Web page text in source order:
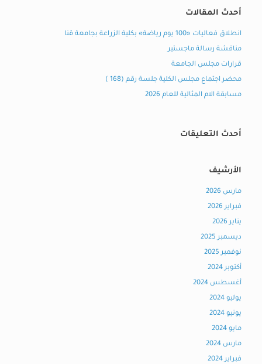
أحدث المقالات
انطلاق فعاليات «100 يوم رياضة» بكلية الزراعة بجامعة قنا
مناقشة رسالة ماجستير
قرارات مجلس الجامعة
محضر اجتماع مجلس الكلية جلسة رقم (168 )
مسابقة الام المثالية للعام 2026
أحدث التعليقات
الأرشيف
مارس 2026
فبراير 2026
يناير 2026
ديسمبر 2025
نوفمبر 2025
أكتوبر 2024
أغسطس 2024
يوليو 2024
يونيو 2024
مايو 2024
مارس 2024
فبراير 2024